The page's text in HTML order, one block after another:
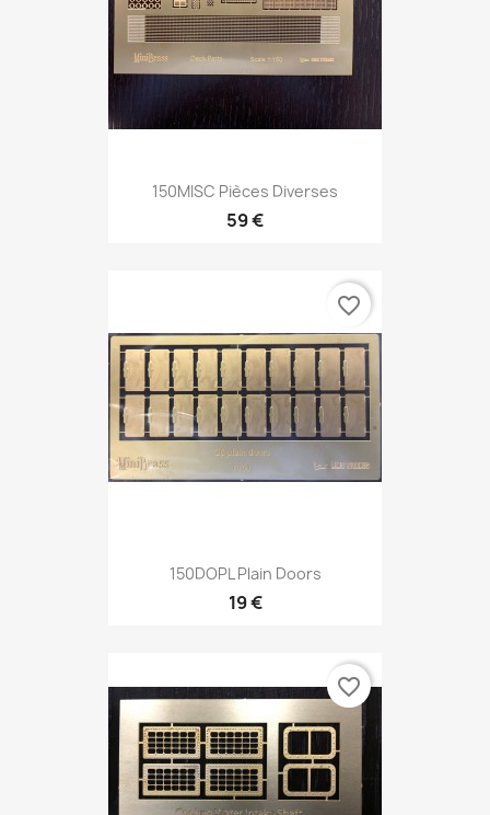
150MISC Pièces Diverses
59 €
150DOPL Plain Doors
19 €
favorite_border
favorite_border